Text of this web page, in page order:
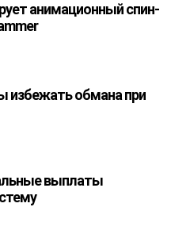
анимационный спин-
избежать обмана при
выплаты